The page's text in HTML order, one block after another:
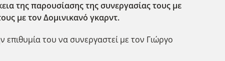
της παρουσίασης της συνεργασίας τους με
με τον Δομινικανό γκαρντ.
του να συνεργαστεί με τον Γιώργο